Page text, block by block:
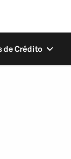
de Crédito